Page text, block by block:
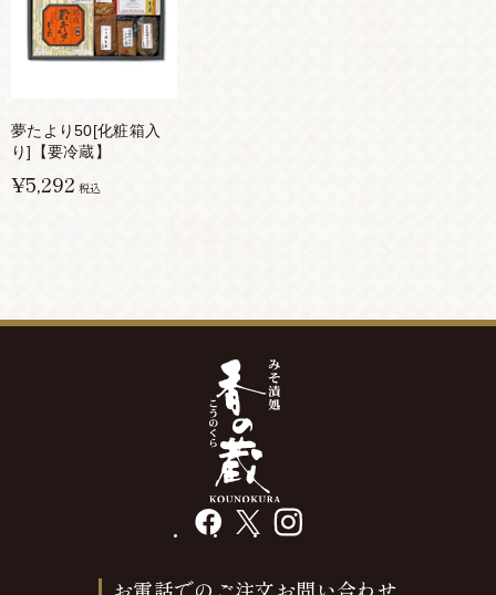
夢たより50[化粧箱入
り]【要冷蔵】
¥5,292 税込
facebook instagram